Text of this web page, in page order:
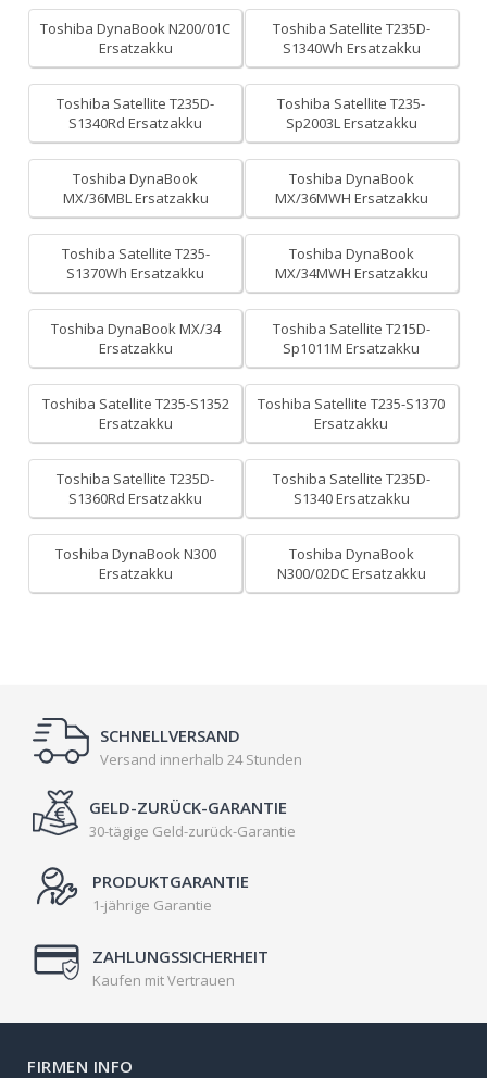
Toshiba DynaBook N200/01C
Ersatzakku
Toshiba Satellite T235D-
S1340Wh Ersatzakku
Toshiba Satellite T235D-
S1340Rd Ersatzakku
Toshiba Satellite T235-
Sp2003L Ersatzakku
Toshiba DynaBook
MX/36MBL Ersatzakku
Toshiba DynaBook
MX/36MWH Ersatzakku
Toshiba Satellite T235-
S1370Wh Ersatzakku
Toshiba DynaBook
MX/34MWH Ersatzakku
Toshiba DynaBook MX/34
Ersatzakku
Toshiba Satellite T215D-
Sp1011M Ersatzakku
Toshiba Satellite T235-S1352
Ersatzakku
Toshiba Satellite T235-S1370
Ersatzakku
Toshiba Satellite T235D-
S1360Rd Ersatzakku
Toshiba Satellite T235D-
S1340 Ersatzakku
Toshiba DynaBook N300
Ersatzakku
Toshiba DynaBook
N300/02DC Ersatzakku
SCHNELLVERSAND
Versand innerhalb 24 Stunden
GELD-ZURÜCK-GARANTIE
30-tägige Geld-zurück-Garantie
PRODUKTGARANTIE
1-jährige Garantie
ZAHLUNGSSICHERHEIT
Kaufen mit Vertrauen
FIRMEN INFO